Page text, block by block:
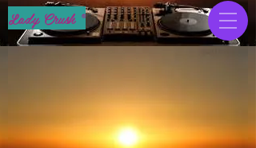
Lady Crush ®